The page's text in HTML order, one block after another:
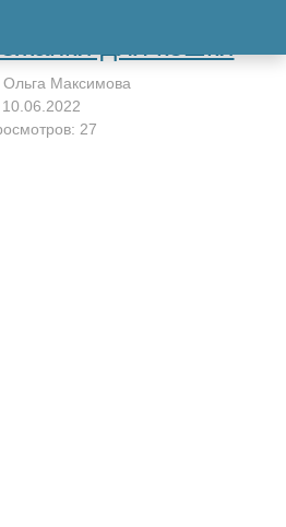
к мастер-классу
для кошки
Ольга Максимова
10.06.2022
27